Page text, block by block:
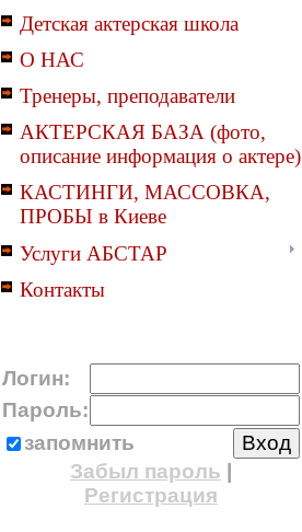
Детская актерская школа
О НАС
Тренеры, преподаватели
АКТЕРСКАЯ БАЗА (фото,
описание информация о актере)
КАСТИНГИ, МАССОВКА,
ПРОБЫ в Киеве
Услуги АБСТАР
Контакты
Логин:
Пароль:
запомнить
Забыл пароль
Регистрация